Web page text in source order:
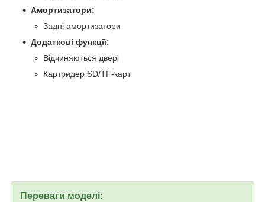
Амортизатори:
Задні амортизатори
Додаткові функції:
Відчиняються двері
Картридер SD/TF-карт
Переваги моделі: